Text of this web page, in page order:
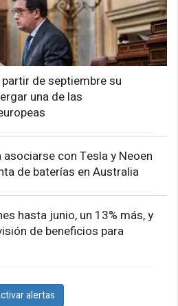
de septiembre su
una de las
asociarse con Tesla y Neoen
de baterías en Australia
hasta junio, un 13% más, y
de beneficios para
alertas